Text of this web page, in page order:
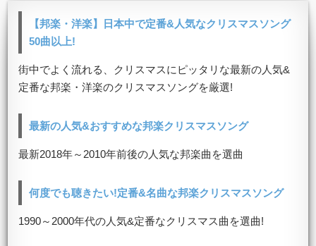
【邦楽・洋楽】日本中で定番&人気なクリスマスソング
50曲以上!
街中でよく流れる、クリスマスにピッタリな最新の人気&
定番な邦楽・洋楽のクリスマスソングを厳選!
最新の人気&おすすめな邦楽クリスマスソング
最新2018年～2010年前後の人気な邦楽曲を選曲
何度でも聴きたい!定番&名曲な邦楽クリスマスソング
1990～2000年代の人気&定番なクリスマス曲を選曲!